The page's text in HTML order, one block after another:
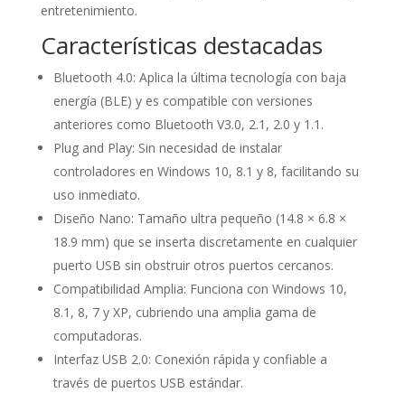
entretenimiento.
Características destacadas
Bluetooth 4.0: Aplica la última tecnología con baja
energía (BLE) y es compatible con versiones
anteriores como Bluetooth V3.0, 2.1, 2.0 y 1.1.
Plug and Play: Sin necesidad de instalar
controladores en Windows 10, 8.1 y 8, facilitando su
uso inmediato.
Diseño Nano: Tamaño ultra pequeño (14.8 × 6.8 ×
18.9 mm) que se inserta discretamente en cualquier
puerto USB sin obstruir otros puertos cercanos.
Compatibilidad Amplia: Funciona con Windows 10,
8.1, 8, 7 y XP, cubriendo una amplia gama de
computadoras.
Interfaz USB 2.0: Conexión rápida y confiable a
través de puertos USB estándar.